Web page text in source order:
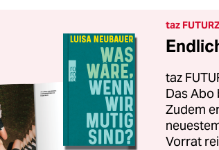
taz
taz
Das Abo
Zudem
Vorrat